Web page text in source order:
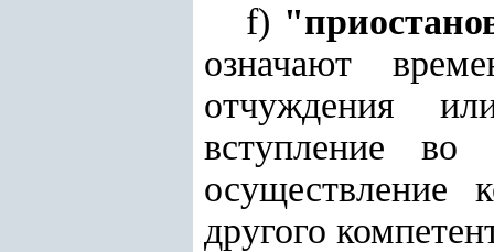
f)
означают
отчуждения
вступление во
другого